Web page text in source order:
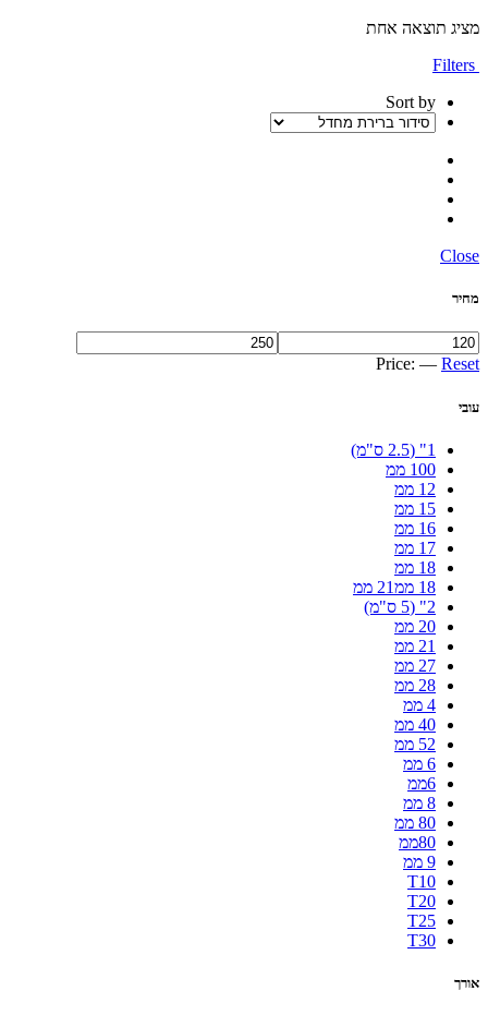
מציג תוצאה אחת
Sort by
Close
מחיר
Price: — Reset
עובי
1" (2.5 ס"מ)
100 ממ
12 ממ
15 ממ
16 ממ
17 ממ
18 ממ
18 ממ21 ממ
2" (5 ס"מ)
20 ממ
21 ממ
27 ממ
28 ממ
4 ממ
40 ממ
52 ממ
6 ממ
6ממ
8 ממ
80 ממ
80ממ
9 ממ
T10
T20
T25
T30
אורך